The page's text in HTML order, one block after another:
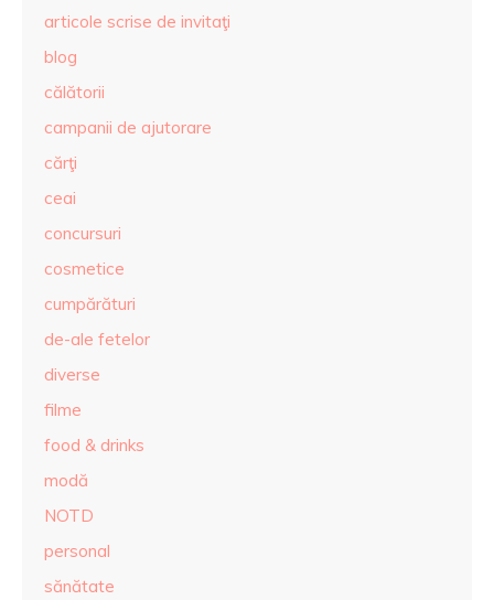
articole scrise de invitaţi
blog
călătorii
campanii de ajutorare
cărţi
ceai
concursuri
cosmetice
cumpărături
de-ale fetelor
diverse
filme
food & drinks
modă
NOTD
personal
sănătate